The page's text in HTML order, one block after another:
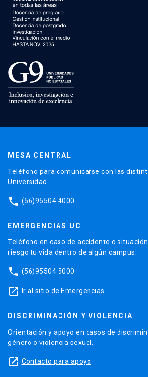
MESA CENTRAL
Teléfono para comunicarse con las
Universidad.
phone (56)95504 4000
EMERGENCIAS UC
Teléfono en caso de accidente o
riesgo tu vida dentro de algún campus.
phone (56)95504 5000
launch Ir al sitio de Emergencias
DISCRIMINACIÓN Y VIOLENCIA
Orientación y apoyo en casos de
género o violencia sexual.
launch Contacto para apoyo